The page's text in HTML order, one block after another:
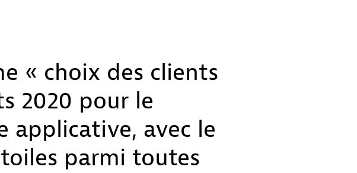
« choix des clients
2020 pour le
applicative, avec le
parmi toutes